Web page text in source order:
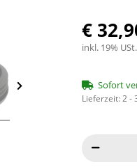
€
inkl. 19%
Sofort
Lieferzeit:2 -